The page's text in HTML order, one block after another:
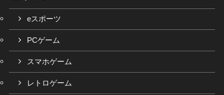
eスポーツ
PCゲーム
スマホゲーム
レトロゲーム